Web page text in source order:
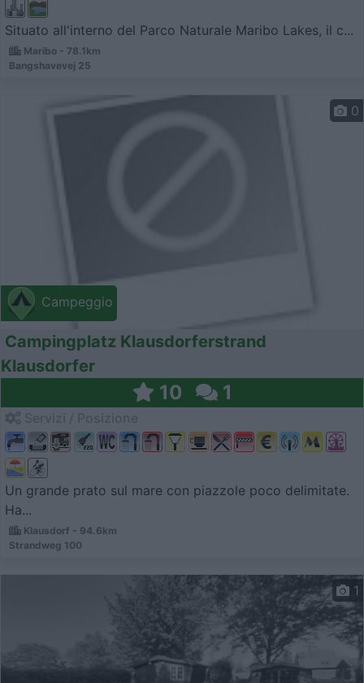
Situato all'interno del Parco Naturale Maribo Lakes, il c...
Maribo - 78.1km
Bangshavevej 25
Campeggio
0
Campingplatz Klausdorferstrand
Klausdorfer
10 1
Un grande prato sul mare con piazzole poco delimitate.
Ha...
Klausdorf - 94.6km
Strandweg 100
1